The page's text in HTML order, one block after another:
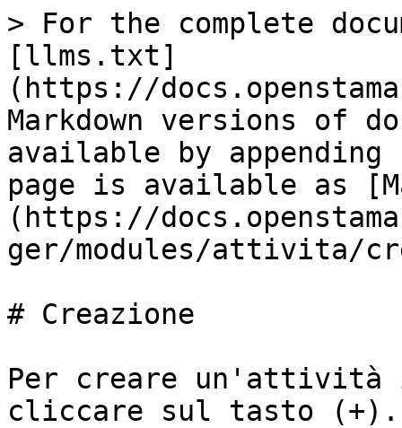
> For the complete
[llms.txt]
(https://
Markdown versions of
available by
page is available as
(https://
ger/modules/attivita/
# Creazione
Per creare un'attività in
cliccare sul tasto (+).